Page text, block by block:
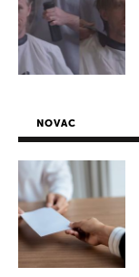
NOVAC